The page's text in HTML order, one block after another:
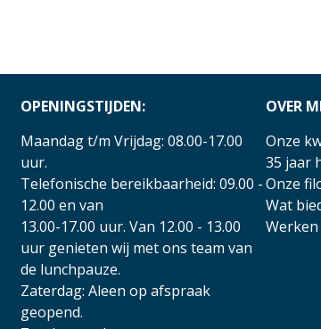
OPENINGSTIJDEN:
Maandag t/m Vrijdag: 08.00-17.00
uur.
Telefonische bereikbaarheid: 09.00 -
12.00 en van
13.00-17.00 uur. Van 12.00 - 13.00
uur genieten wij met ons team van
de lunchpauze.
Zaterdag: Aleen op afspraak
geopend.
OVER
Onze
35 jaar
Onze
Wat
Werken